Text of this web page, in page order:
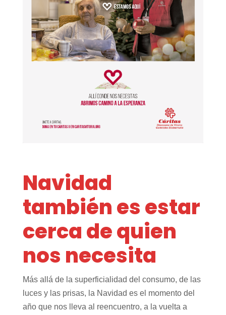
Navidad
también es estar
cerca de quien
nos necesita
Más allá de la superficialidad del consumo, de las
luces y las prisas, la Navidad es el momento del
año que nos lleva al reencuentro, a la vuelta a